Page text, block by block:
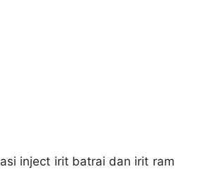
inject irit batrai dan irit ram